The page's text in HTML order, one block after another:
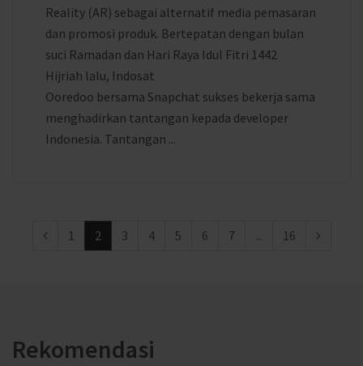
Reality (AR) sebagai alternatif media pemasaran
dan promosi produk. Bertepatan dengan bulan
suci Ramadan dan Hari Raya Idul Fitri 1442
Hijriah lalu, Indosat
Ooredoo bersama Snapchat sukses bekerja sama
menghadirkan tantangan kepada developer
Indonesia. Tantangan ...
1 2 3 4 5 6 7 ... 16
Rekomendasi